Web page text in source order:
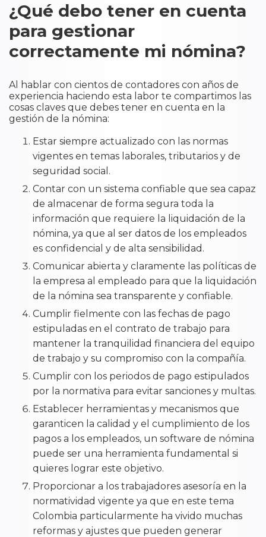
¿Qué debo tener en cuenta
para gestionar
correctamente mi nómina?
Al hablar con cientos de contadores con años de
experiencia haciendo esta labor te compartimos las
cosas claves que debes tener en cuenta en la
gestión de la nómina:
Estar siempre actualizado con las normas
vigentes en temas laborales, tributarios y de
seguridad social.
Contar con un sistema confiable que sea capaz
de almacenar de forma segura toda la
información que requiere la liquidación de la
nómina, ya que al ser datos de los empleados
es confidencial y de alta sensibilidad.
Comunicar abierta y claramente las políticas de
la empresa al empleado para que la liquidación
de la nómina sea transparente y confiable.
Cumplir fielmente con las fechas de pago
estipuladas en el contrato de trabajo para
mantener la tranquilidad financiera del equipo
de trabajo y su compromiso con la compañía.
Cumplir con los periodos de pago estipulados
por la normativa para evitar sanciones y multas.
Establecer herramientas y mecanismos que
garanticen la calidad y el cumplimiento de los
pagos a los empleados, un software de nómina
puede ser una herramienta fundamental si
quieres lograr este objetivo.
Proporcionar a los trabajadores asesoría en la
normatividad vigente ya que en este tema
Colombia particularmente ha vivido muchas
reformas y ajustes que pueden generar